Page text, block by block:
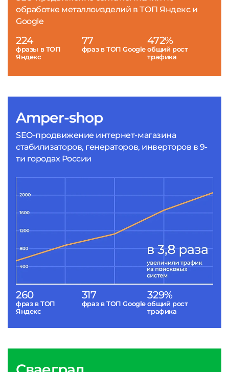
Amper-shop
SEO-продвижение интернет-магазина
стабилизаторов, генераторов, инверторов в 9-
ти городах России
260
фраз в ТОП
Яндекс
317
фраз в ТОП Google
329%
общий рост
трафика
обработке металлоизделий в ТОП Яндекс и
Google
224
фразы в ТОП
Яндекс
77
фраз в ТОП Google
472%
общий рост
трафика